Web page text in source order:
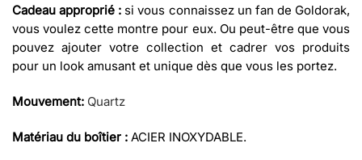
Cadeau approprié : si vous connaissez un fan de Goldorak,
vous voulez cette montre pour eux. Ou peut-être que vous
pouvez ajouter votre collection et cadrer vos produits
pour un look amusant et unique dès que vous les portez.
Mouvement: Quartz
Matériau du boîtier : ACIER INOXYDABLE.